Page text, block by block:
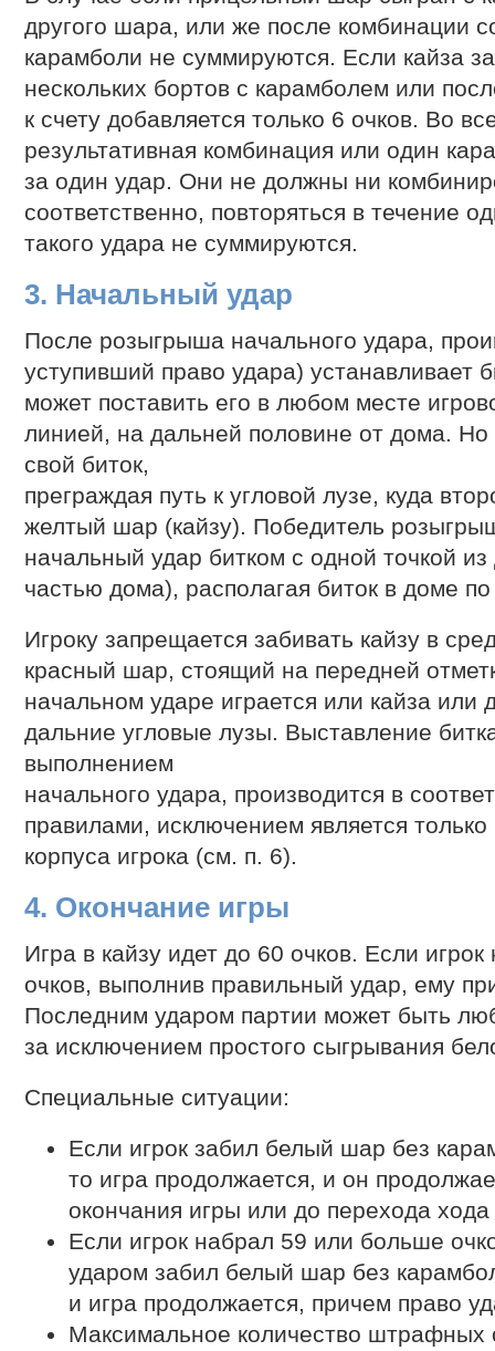
другого шара, или же после комбинации
карамболи не суммируются. Если кайза
нескольких бортов с карамболем или
к счету добавляется только 6 очков. Во
результативная комбинация или один
за один удар. Они не должны ни
соответственно, повторяться в течение
такого удара не суммируются.
3. Начальный удар
После розыгрыша начального удара,
уступивший право удара) устанавливает
может поставить его в любом месте
линией, на дальней половине от дома.
свой биток,
преграждая путь к угловой лузе, куда
желтый шар (кайзу). Победитель
начальный удар битком с одной точкой
частью дома), располагая биток в доме
Игроку запрещается забивать кайзу в
красный шар, стоящий на передней
начальном ударе играется или кайза
дальние угловые лузы. Выставление
выполнением
начального удара, производится в
правилами, исключением является
корпуса игрока (см. п. 6).
4. Окончание игры
Игра в кайзу идет до 60 очков. Если
очков, выполнив правильный удар, ему
Последним ударом партии может быть
за исключением простого сыгрывания
Специальные ситуации:
Если игрок забил белый шар без
то игра продолжается, и он
окончания игры или до перехода хода
Если игрок набрал 59 или больше
ударом забил белый шар без
и игра продолжается, причем право
Максимальное количество штрафных